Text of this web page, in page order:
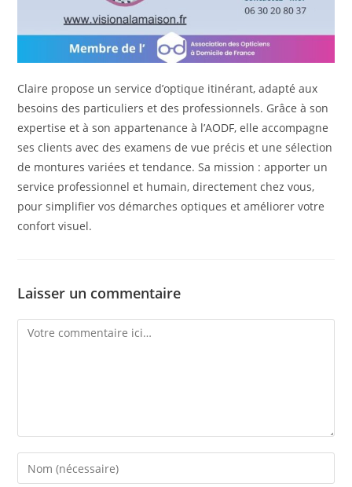
Claire propose un service d’optique itinérant, adapté aux
besoins des particuliers et des professionnels. Grâce à son
expertise et à son appartenance à l’AODF, elle accompagne
ses clients avec des examens de vue précis et une sélection
de montures variées et tendance. Sa mission : apporter un
service professionnel et humain, directement chez vous,
pour simplifier vos démarches optiques et améliorer votre
confort visuel.
Laisser un commentaire